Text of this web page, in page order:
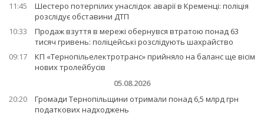
11:45
Шестеро потерпілих унаслідок аварії в Кременці: поліція
розслідує обставини ДТП
10:33
Продаж взуття в мережі обернувся втратою понад 63
тисяч гривень: поліцейські розслідують шахрайство
09:17
КП «Тернопільелектротранс» прийняло на баланс ще вісім
нових тролейбусів
05.08.2026
20:20
Громади Тернопільщини отримали понад 6,5 млрд грн
податкових надходжень